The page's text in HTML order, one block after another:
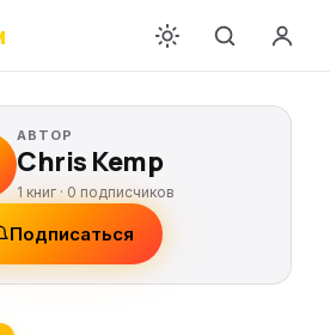
АВТОР
Chris Kemp
1 книг · 0 подписчиков
Подписаться